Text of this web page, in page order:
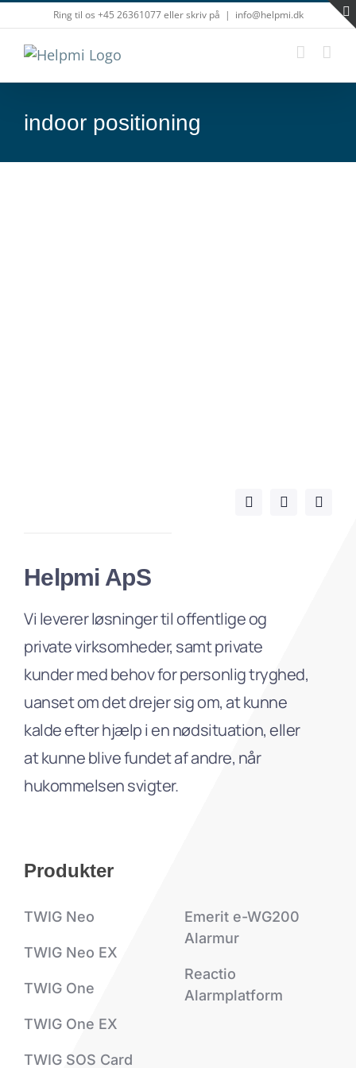
to
content
Ring til os +45 26361077 eller skriv på | info@helpmi.dk
indoor positioning
Helpmi ApS
Vi leverer løsninger til offentlige og
private virksomheder, samt private
kunder med behov for personlig tryghed,
uanset om det drejer sig om, at kunne
kalde efter hjælp i en nødsituation, eller
at kunne blive fundet af andre, når
hukommelsen svigter.
Produkter
TWIG Neo
TWIG Neo EX
TWIG One
TWIG One EX
TWIG SOS Card
Emerit e-WG200
Alarmur
Reactio
Alarmplatform